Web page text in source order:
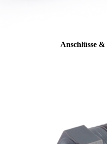
Anschlüsse